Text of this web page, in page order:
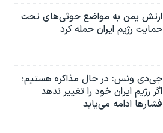
ارتش یمن به مواضع حوثی‌های تحت
حمایت رژیم ایران حمله کرد
جی‌دی ونس: در حال مذاکره هستیم؛
اگر رژیم ایران خود را تغییر ندهد
فشارها ادامه می‌یابد